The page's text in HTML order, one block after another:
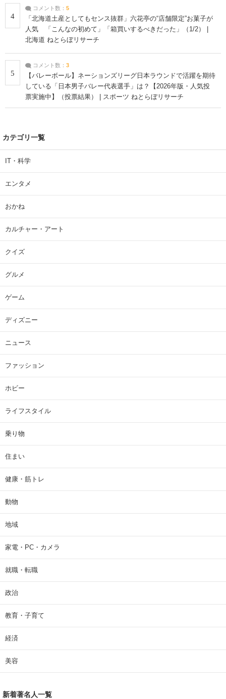
4
コメント数： 5
「北海道土産としてもセンス抜群」六花亭の“店舗限定”お菓子が
人気 「こんなの初めて」「箱買いするべきだった」（1/2） |
北海道 ねとらぼリサーチ
5
コメント数： 3
【バレーボール】ネーションズリーグ日本ラウンドで活躍を期待
している「日本男子バレー代表選手」は？【2026年版・人気投
票実施中】（投票結果） | スポーツ ねとらぼリサーチ
カテゴリ一覧
IT・科学
エンタメ
おかね
カルチャー・アート
クイズ
グルメ
ゲーム
ディズニー
ニュース
ファッション
ホビー
ライフスタイル
乗り物
住まい
健康・筋トレ
動物
地域
家電・PC・カメラ
就職・転職
政治
教育・子育て
経済
美容
新着著名人一覧